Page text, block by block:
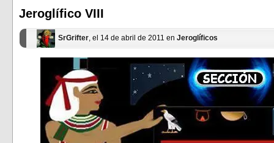
ventana
nueva)
ventana
nueva)
Jeroglífico VIII
SrGrifter, el 14 de abril de 2011 en Jeroglíficos